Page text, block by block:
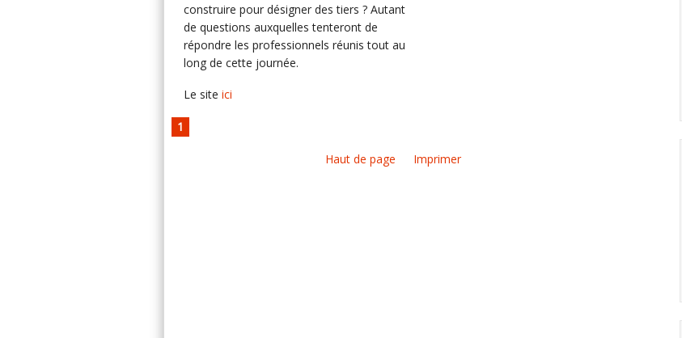
construire pour désigner des tiers ? Autant
de questions auxquelles tenteront de
répondre les professionnels réunis tout au
long de cette journée.
Le site ici
1
Haut de page Imprimer